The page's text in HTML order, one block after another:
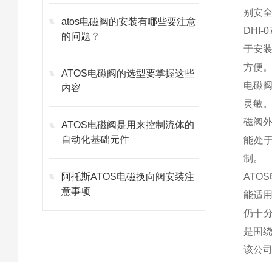
atos电磁阀的安装有哪些要注意
的问题？
ATOS电磁阀的选型要掌握这些
内容
ATOS电磁阀是用来控制流体的
自动化基础元件
阿托斯ATOS电磁换向阀安装注
意事项
别安
DHI-
于安
方便
电磁
灵敏
磁阀
能处
制。
能适
仍十
是围
该公